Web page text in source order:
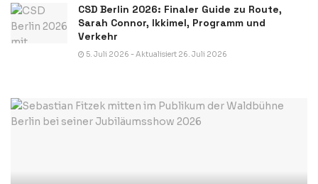
CSD Berlin 2026: Finaler Guide zu Route,
Sarah Connor, Ikkimel, Programm und
Verkehr
5. Juli 2026 - Aktualisiert 26. Juli 2026